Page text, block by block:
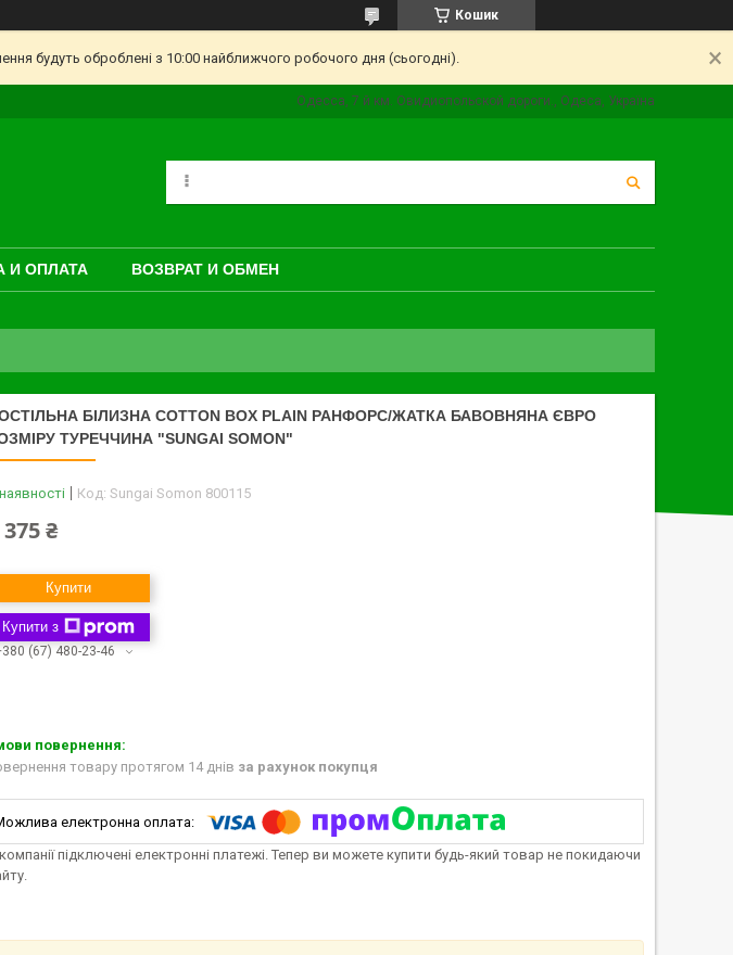
Кошик
будуть оброблені з 10:00 найближчого робочого дня (сьогодні).
Одесса, 7 й км. Овидиопольской дороги., Одеса, Україна
И ОПЛАТА ВОЗВРАТ И ОБМЕН
БІЛИЗНА COTTON BOX PLAIN РАНФОРС/ЖАТКА БАВОВНЯНА ЄВРО
ТУРЕЧЧИНА "SUNGAI SOMON"
Код: Sungai Somon 800115
₴
Купити
Купити з
(67) 480-23-46
товару протягом 14 днів за рахунок покупця
підключені електронні платежі. Тепер ви можете купити будь-який товар не покидаючи